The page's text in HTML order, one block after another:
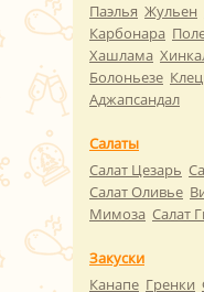
Паэлья Жульен
Карбонара
Хашлама
Болоньезе
Аджапсандал
Салаты
Салат Цезарь
Салат Оливье
Мимоза Салат
Закуски
Канапе Гренки